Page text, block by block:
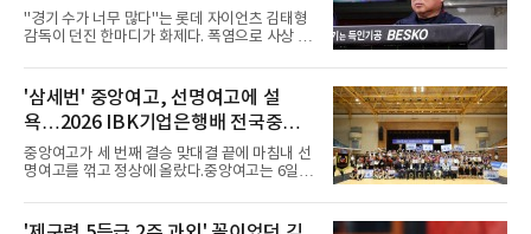
는 경기 수가 바람직
"경기 수가 너무 많다"는 롯데 자이언츠 김태형
감독이 던진 한마디가 화제다. 폭염으로 사상 초
독은 단순히 더위를 이야기하지 않았다. 우천,
폭염, 부상 등 변수가 늘어나는 현실에서 현재
팀당 144경기 체제가 과연 지속 가능한지 질문
을 던졌다.물론 144경기가 세계적으로 특별히
많은 숫자는 아니다. 메이저리그는 팀당 162경
기, 일본프로야구도 143~144경기를 치른다. 숫
자만 놓고 보면 KBO가 유난히 혹사 구조라고 말
'삼세번' 중앙여고, 선명여고에 설
욕…2026 IBK기업은행배 전국중고
배구대회 우승
중앙여고가 세 번째 결승 맞대결 끝에 마침내 선
명여고를 꺾고 정상에 올랐다.중앙여고는 6일
행배 전국중고배구대회 18세 이하 여자부 결승
에서 선명여고를 세트스코어 3-1(13-25, 25-14,